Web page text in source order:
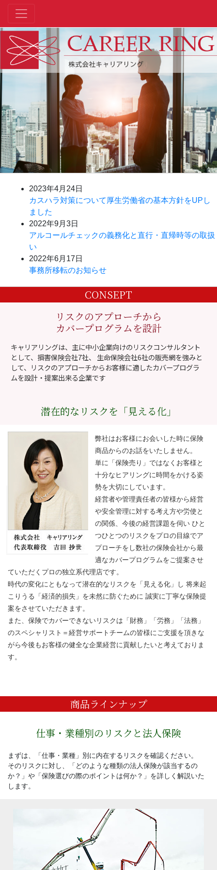
2023年4月24日
カスハラ対策について厚生労働省の基本方針をUPし
ました
2022年9月3日
アルコールチェックの義務化と直行・直帰時等の取扱
い
2022年6月17日
事務所移転のお知らせ
CONSEPT
リスクのアプローチから
カバープログラムを設計
キャリアリングは、主に中小企業向けのリスクコンサルタント
として、損害保険会社7社、 生命保険会社6社の販売網を強みと
して、リスクのアプローチからお客様に適したカバープログラ
ムを設計・提案出来る企業です
潜在的なリスクを「見える化」
弊社はお客様にお会いした時に保険
商品からのお話をいたしません。
単に「保険売り」ではなくお客様と
十分なヒアリングに時間をかける姿
勢を大切にしています。
経営者や管理責任者の皆様から経営
や安全管理に対する考え方や労使と
の関係、今後の経営課題を伺い ひと
つひとつのリスクをプロの目線でア
プローチをし数社の保険会社から最
適なカバープログラムをご提案させ
ていただくプロの独立系代理店です。
時代の変化にともなって潜在的なリスクを「見える化」し 将来起
こりうる「経済的損失」を未然に防ぐために 誠実に丁寧な保険提
案をさせていただきます。
また、保険でカバーできないリスクは「財務」「労務」「法務」
のスペシャリスト＝経営サポートチームの皆様にご支援を頂きな
がら今後もお客様の健全な企業経営に貢献したいと考えておりま
す。
商品ラインナップ
仕事・業種別のリスクと法人保険
まずは、「仕事・業種」別に内在するリスクを確認ください。
そのリスクに対し、「どのような種類の法人保険が該当するの
か？」や「保険選びの際のポイントは何か？」を詳しく解説いた
します。